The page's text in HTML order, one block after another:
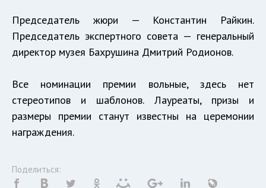
Председатель жюри — Константин Райкин.
Председатель экспертного совета — генеральный
директор музея Бахрушина Дмитрий Родионов.
Все номинации премии вольные, здесь нет
стереотипов и шаблонов. Лауреаты, призы и
размеры премии станут известны на церемонии
награждения.
Поделиться: